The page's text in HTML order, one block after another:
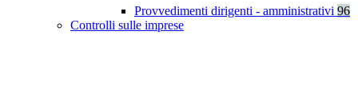
Provvedimenti dirigenti - amministrativi 96
Controlli sulle imprese